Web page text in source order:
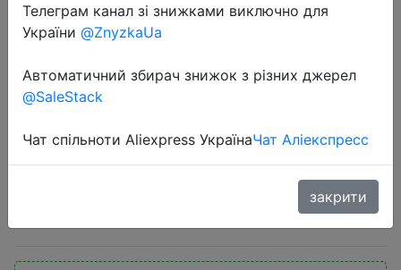
2023-02-22
Sofirn Sc31 Pro Sst40 2000lm Led
Flashlight Rechargeable 18650
Flashlights Usb C Powerful Led
Flashlights & Torches - AliExpress
Телеграм канал зі знижками виключно для
України @ZnyzkaUa
Автоматичний збирач знижок з різних джерел
@SaleStack
Чат спільноти Aliexpress УкраїнаЧат Аліекспресс
закрити